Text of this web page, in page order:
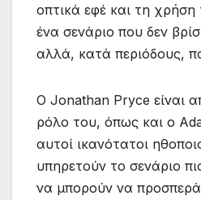
οπτικά εφέ και τη
ένα σενάριο που δεν
αλλά, κατά περιόδους,
Ο Jonathan Pryce είναι
ρόλο του, όπως και ο
αυτοί ικανότατοι
υπηρετούν το σενάριο
να μπορούν να